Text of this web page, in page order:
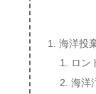
海洋投
ロン
海洋